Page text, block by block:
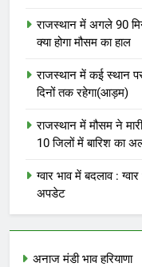
राजस्थान में अगले 90
क्या होगा मौसम का हाल
राजस्थान में कई स्थान
दिनों तक रहेगा(आड़म)
राजस्थान में मौसम ने
10 जिलों में बारिश का
ग्वार भाव में बदलाव :
अपडेट
अनाज मंडी भाव हरियाणा